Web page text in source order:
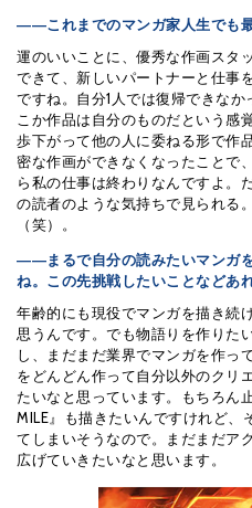
――これまでのマンガ家人生でも最
運のいいことに、優秀な作画スタ
できて、新しいパートナーと仕事
ですね。自分1人では復帰できな
こか作品は自分のものだという感
歩下がって他の人に委ねる形で作
密な作画ができなくなったことで
ら私の仕事は終わりなんですよ。
の読者のような気持ちで見られる
（笑）。
――まるで自分の読みたいマンガ
ね。この先挑戦したいことなどあ
年齢的にも現役でマンガを描き続
思うんです。でも物語りを作りた
し、まだまだ業界でマンガを作っ
をどんどん作って自分以外のクリ
たいなと思っています。もちろん
MILE』も描きたいんですけれど、
てしまいそうなので。まだまだア
広げていきたいなと思います。